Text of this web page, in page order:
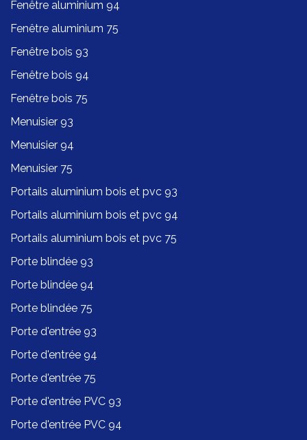
Fenêtre aluminium 94
Fenêtre aluminium 75
Fenêtre bois 93
Fenêtre bois 94
Fenêtre bois 75
Menuisier 93
Menuisier 94
Menuisier 75
Portails aluminium bois et pvc 93
Portails aluminium bois et pvc 94
Portails aluminium bois et pvc 75
Porte blindée 93
Porte blindée 94
Porte blindée 75
Porte d'entrée 93
Porte d'entrée 94
Porte d'entrée 75
Porte d'entrée PVC 93
Porte d'entrée PVC 94